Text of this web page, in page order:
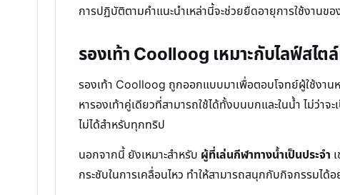
การปฏิบัติตามคำแนะนำเหล่านี้จะช่วยยืดอายุการใช้งาน
รองเท้า Coolloog เหมาะกับไลฟ์สไต
รองเท้า Coolloog ถูกออกแบบมาเพื่อตอบโจทย์ผู้ใช้งา
หารองเท้าคู่เดียวที่สามารถใช้ได้ทั้งบนบกและในน้ำ ไม่ว่า
ไม่ได้สำหรับทุกทริป
นอกจากนี้ ยังเหมาะสำหรับ ผู้ที่เล่นกีฬาทางน้ำเป็นประจำ
กระชับในการเคลื่อนไหว ทำให้สามารถสนุกกับกิจกรรมไ